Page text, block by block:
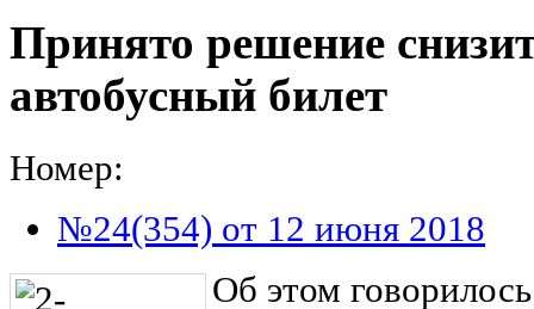
Принято решение
автобусный билет
Номер:
№24(354) от 12 июня 2018
Об этом